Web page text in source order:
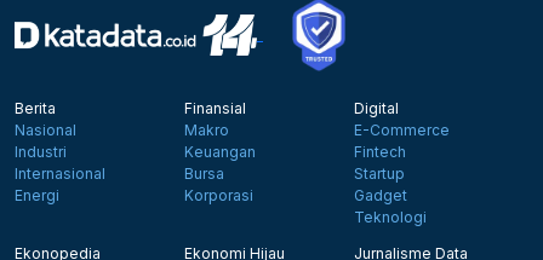
Berita
Nasional
Industri
Internasional
Energi
Finansial
Makro
Keuangan
Bursa
Korporasi
Digital
E-Commerce
Fintech
Startup
Gadget
Teknologi
Ekonopedia
Ekonomi Hijau
Jurnalisme Data